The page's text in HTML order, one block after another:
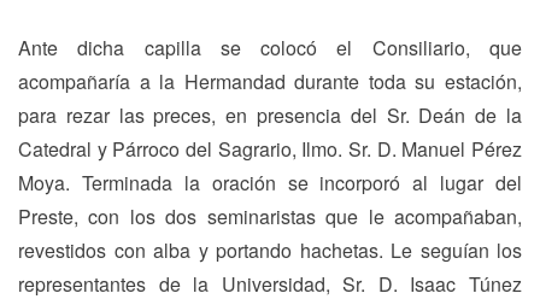
Ante dicha capilla se colocó el Consiliario, que
acompañaría a la Hermandad durante toda su estación,
para rezar las preces, en presencia del Sr. Deán de la
Catedral y Párroco del Sagrario, Ilmo. Sr. D. Manuel Pérez
Moya. Terminada la oración se incorporó al lugar del
Preste, con los dos seminaristas que le acompañaban,
revestidos con alba y portando hachetas. Le seguían los
representantes de la Universidad, Sr. D. Isaac Túnez